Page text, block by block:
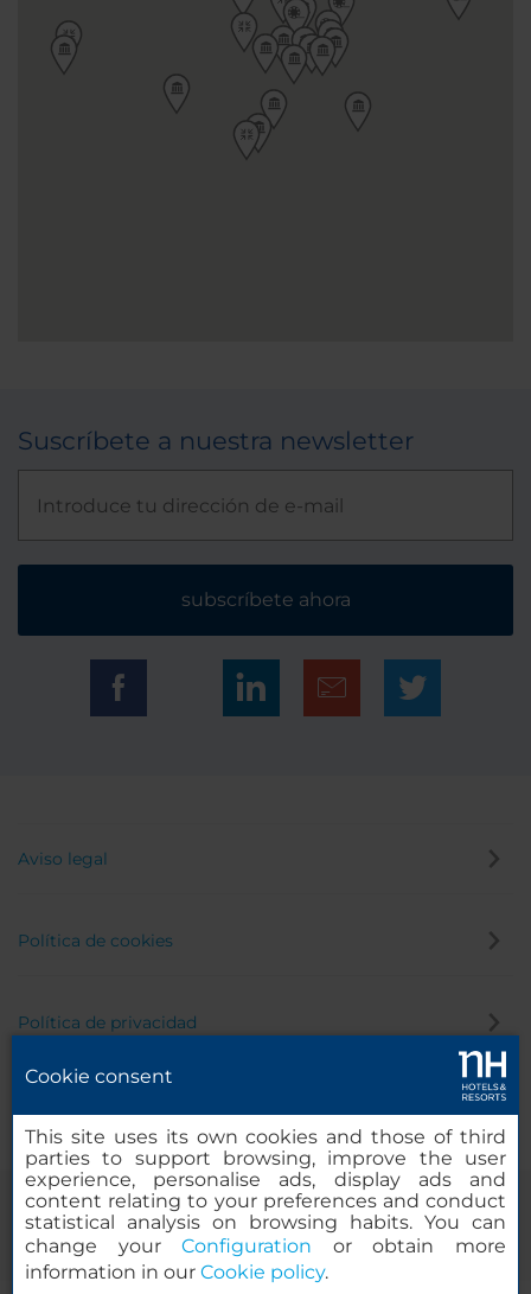
Suscríbete a nuestra newsletter
subscríbete ahora
Aviso legal
Política de cookies
Política de privacidad
Cookie consent
This site uses its own cookies and those of third
parties to support browsing, improve the user
experience, personalise ads, display ads and
content relating to your preferences and conduct
statistical analysis on browsing habits. You can
change yourConfiguration or obtain more
information in our Cookie policy.